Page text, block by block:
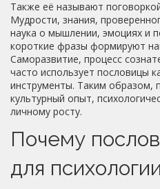
Также её называют
Мудрости, знания,
наука о мышлении, эмоциях и
короткие фразы формируют
Саморазвитие, процесс
часто использует пословицы
инструменты. Таким образом,
культурный опыт,
личному росту.
Почему
для психологии